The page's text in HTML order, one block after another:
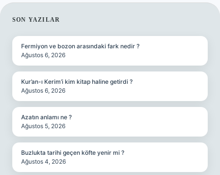
SIDEBAR
SON YAZILAR
Fermiyon ve bozon arasındaki fark nedir ?
Ağustos 6, 2026
Kur’an-ı Kerim’i kim kitap haline getirdi ?
Ağustos 6, 2026
Azatın anlamı ne ?
Ağustos 5, 2026
Buzlukta tarihi geçen köfte yenir mi ?
Ağustos 4, 2026